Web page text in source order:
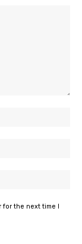
for the next time I